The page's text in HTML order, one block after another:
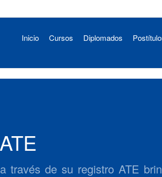
Inicio Cursos Diplomados
través de su registro ATE